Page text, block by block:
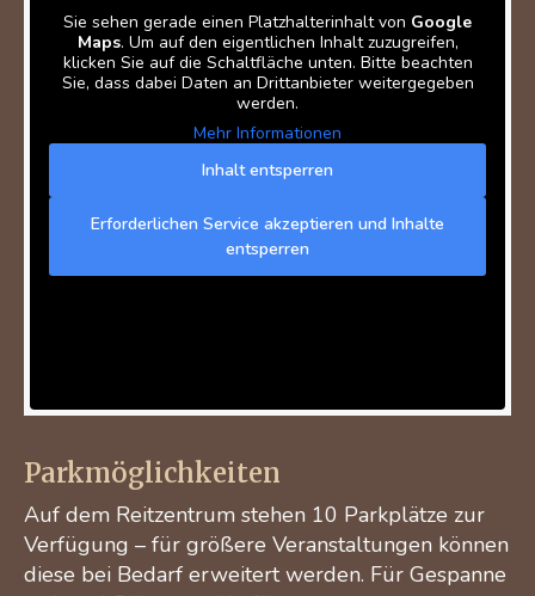
Sie sehen gerade einen Platzhalterinhalt von Google
Maps. Um auf den eigentlichen Inhalt zuzugreifen,
klicken Sie auf die Schaltfläche unten. Bitte beachten
Sie, dass dabei Daten an Drittanbieter weitergegeben
werden.
Mehr Informationen
Inhalt entsperren
Erforderlichen Service akzeptieren und Inhalte
entsperren
Parkmöglichkeiten
Auf dem Reitzentrum stehen 10 Parkplätze zur
Verfügung – für größere Veranstaltungen können
diese bei Bedarf erweitert werden. Für Gespanne